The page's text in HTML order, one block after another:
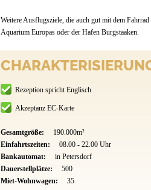
Weitere Ausflugsziele, die auch gut mit dem
Aquarium Europas oder der Hafen Burgstaaken.
Rezeption spricht Englisch
Akzeptanz EC-Karte
Gesamtgröße: 190.000m²
Einfahrtszeiten:
08.00 - 22.00 Uhr
Bankautomat:
in Petersdorf
Dauerstellplätze:
500
Miet-Wohnwagen:
35